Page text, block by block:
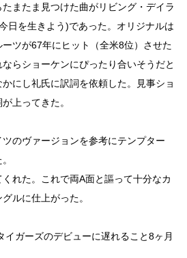
またま見つけた曲がリビング・デイラ
日を生きよう)であった。オリジナルは
ツが67年にヒット（全米8位）させた
らショーケンにぴったり合いそうだと
にし礼氏に訳詞を依頼した。見事ショ
上ってきた。
のヴァージョンを参考にテンプター
れた。これで両A面と謳って十分なカ
ルに仕上がった。
ガーズのデビューに遅れること8ヶ月